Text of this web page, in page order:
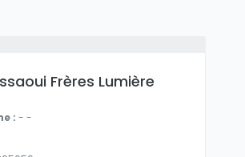
Frères Lumière
: - -